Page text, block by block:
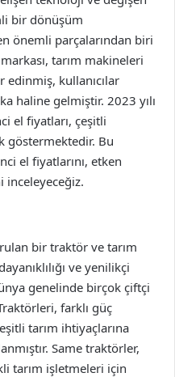
bir dönüşüm
önemli parçalarından biri
tarım makineleri
edinmiş, kullanıcılar
haline gelmiştir. 2023 yılı
el fiyatları, çeşitli
göstermektedir. Bu
el fiyatlarını, etken
bir traktör ve tarım
ve yenilikçi
genelinde birçok çiftçi
farklı güç
tarım ihtiyaçlarına
Same traktörler,
tarım işletmeleri için